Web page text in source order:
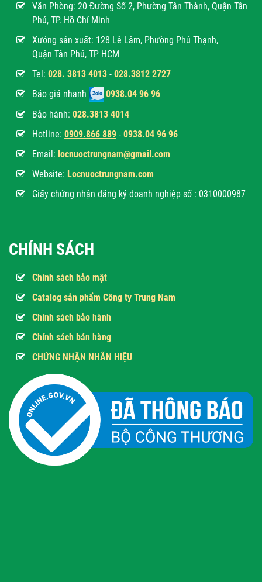
Văn Phòng: 20 Đường Số 2, Phường Tân Thành, Quận Tân
Phú, TP. Hồ Chí Minh
Xưởng sản xuất: 128 Lê Lâm, Phường Phú Thạnh,
Quận Tân Phú, TP HCM
Tel: 028. 3813 4013 - 028.3812 2727
Báo giá nhanh
0938.04 96 96
Bảo hành: 028.3813 4014
Hotline: 0909.866 889 - 0938.04 96 96
Email: locnuoctrungnam@gmail.com
Website: Locnuoctrungnam.com
Giấy chứng nhận đăng ký doanh nghiệp số : 0310000987
CHÍNH SÁCH
Chính sách bảo mật
Catalog sản phẩm Công ty Trung Nam
Chính sách bảo hành
Chính sách bán hàng
CHỨNG NHẬN NHÃN HIỆU